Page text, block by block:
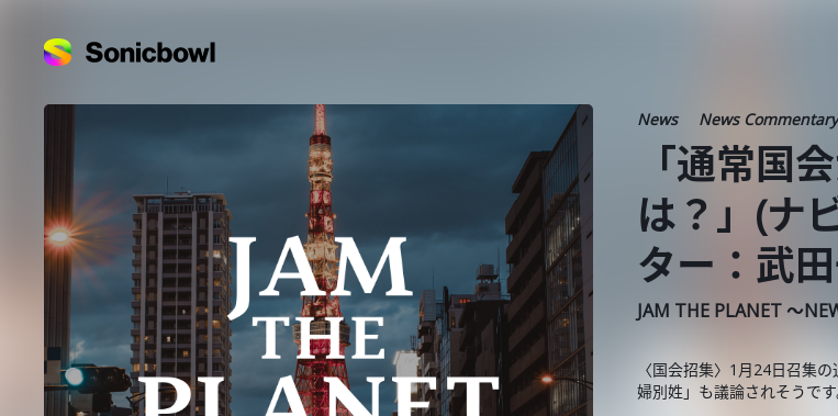
News News Commentary
「通常国
は？」(ナ
ター：武
JAM THE PLANET ～
〈国会招集〉1月24日召集
婦別姓」も議論されそうで